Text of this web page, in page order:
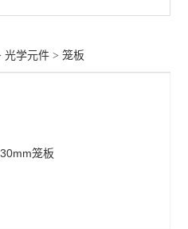
光学元件 >笼板